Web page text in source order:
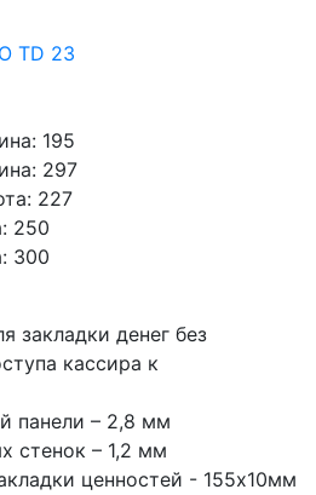
TD 23
195
297
227
250
300
закладки денег без
кассира к
панели – 2,8 мм
стенок – 1,2 мм
ценностей - 155х10мм